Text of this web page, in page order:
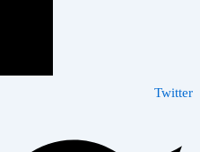
Twitter